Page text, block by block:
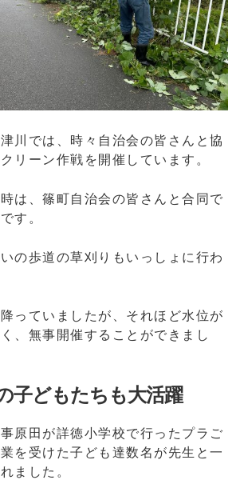
川では、時々自治会の皆さんと協
リーン作戦を開催しています。
は、篠町自治会の皆さんと合同で
す。
の歩道の草刈りもいっしょに行わ
っていましたが、それほど水位が
、無事開催することができまし
子どもたちも大活躍
原田が詳徳小学校で行ったプラご
を受けた子ども達数名が先生と一
ました。